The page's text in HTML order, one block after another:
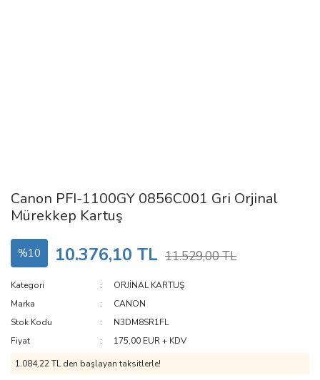
Canon PFI-1100GY 0856C001 Gri Orjinal
Mürekkep Kartuş
%10 10.376,10 TL 11.529,00 TL
Kategori
ORJİNAL KARTUŞ
Marka
CANON
Stok Kodu
N3DM8SR1FL
Fiyat
175,00 EUR + KDV
1.084,22 TL den başlayan taksitlerle!